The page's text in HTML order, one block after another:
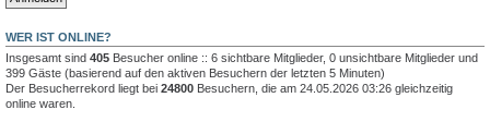
WER IST ONLINE?
Insgesamt sind 405 Besucher online :: 6 sichtbare Mitglieder, 0 unsichtbare Mitglieder und
399 Gäste (basierend auf den aktiven Besuchern der letzten 5 Minuten)
Der Besucherrekord liegt bei 24800 Besuchern, die am 24.05.2026 03:26 gleichzeitig
online waren.